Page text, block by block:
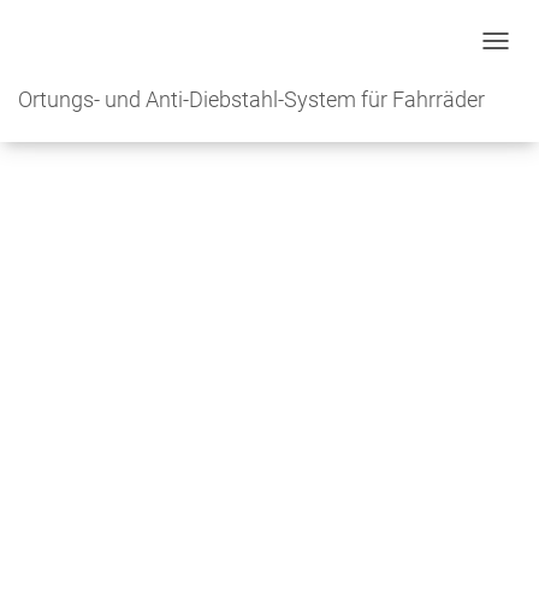
Ortungs- und Anti-Diebstahl-System für Fahrräder